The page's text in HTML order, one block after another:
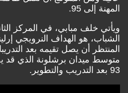
المهنة إلى 95.
ويأتي خلف مبابي، في المركز
الشباب، هو الهداف النرويجي
متوسط ميدان برشلونة الذي قد
93 بعد التدريب والتطوير.